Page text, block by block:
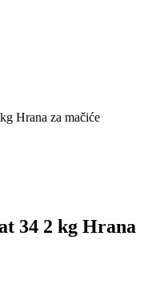
Hrana za mačiće
34 2 kg Hrana